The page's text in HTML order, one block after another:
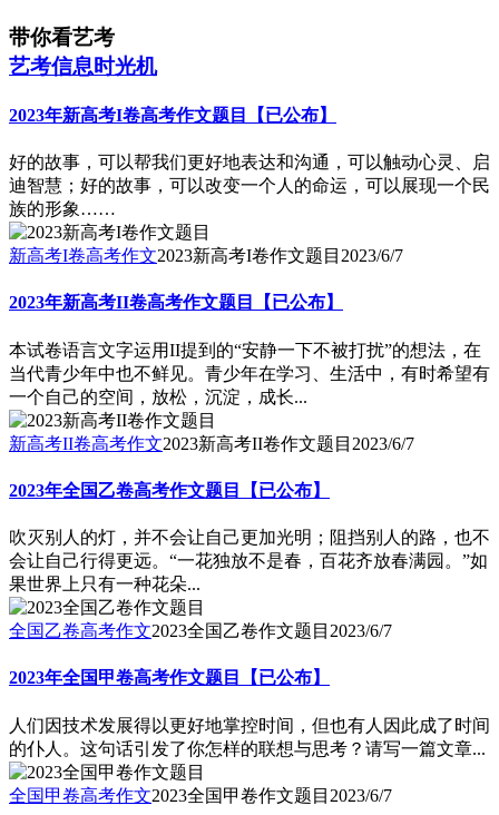
带你看艺考
艺考信息时光机
2023年新高考I卷高考作文题目【已公布】
好的故事，可以帮我们更好地表达和沟通，可以触动心灵、启
迪智慧；好的故事，可以改变一个人的命运，可以展现一个民
族的形象……
新高考I卷高考作文2023新高考I卷作文题目 2023/6/7
2023年新高考II卷高考作文题目【已公布】
本试卷语言文字运用II提到的“安静一下不被打扰”的想法，在
当代青少年中也不鲜见。青少年在学习、生活中，有时希望有
一个自己的空间，放松，沉淀，成长...
新高考II卷高考作文2023新高考II卷作文题目 2023/6/7
2023年全国乙卷高考作文题目【已公布】
吹灭别人的灯，并不会让自己更加光明；阻挡别人的路，也不
会让自己行得更远。“一花独放不是春，百花齐放春满园。”如
果世界上只有一种花朵...
全国乙卷高考作文2023全国乙卷作文题目 2023/6/7
2023年全国甲卷高考作文题目【已公布】
人们因技术发展得以更好地掌控时间，但也有人因此成了时间
的仆人。这句话引发了你怎样的联想与思考？请写一篇文章...
全国甲卷高考作文2023全国甲卷作文题目 2023/6/7